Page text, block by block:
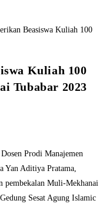
Kuliah 100
Tubabar 2023
Prodi Manajemen
Yan Aditiya Pratama,
pembekalan Muli-Mekhanai
Sesat Agung Islamic